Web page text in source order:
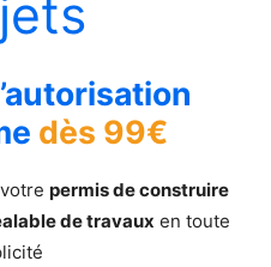
dès 99€
permis de construire
de travaux en toute